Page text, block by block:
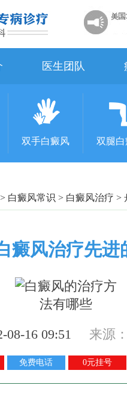
医生团队
双手白癜风 双腿
> 白癜风常识 > 白癜风治疗 >
癜风治疗先进
08-16 09:51 来源
免费电话 0元挂号